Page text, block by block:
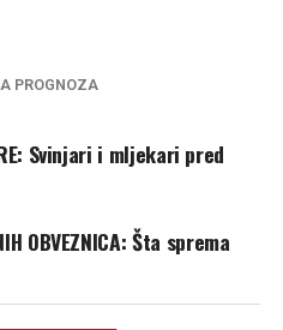
PROGNOZA
Svinjari i mljekari pred
OBVEZNICA: Šta sprema